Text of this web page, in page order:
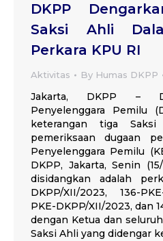
DKPP
Saksi Ahli
Perkara KPU RI
Aktivitas By Humas DKPP
Jakarta, DKPP –
Penyelenggara Pemilu
keterangan tiga
pemeriksaan dugaan
Penyelenggara Pemilu
DKPP, Jakarta, Senin
disidangkan adalah
DKPP/XII/2023, 136-
PKE-DKPP/XII/2023, dan
dengan Ketua dan
Saksi Ahli yang didengar